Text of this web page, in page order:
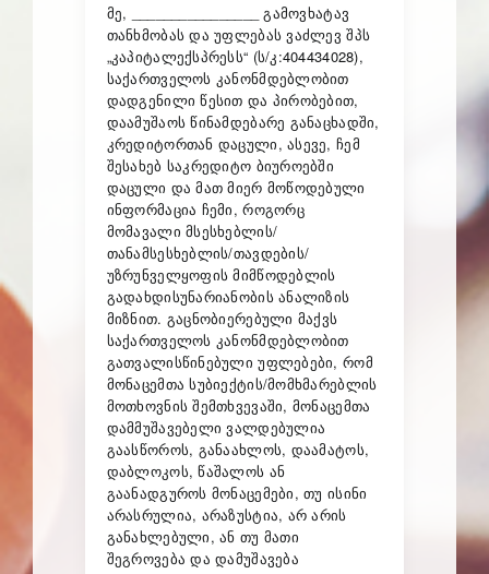
მე,
გამოვხატავ
თანხმობას და უფლებას ვაძლევ შპს
„კაპიტალექსპრესს“ (ს/კ:404434028),
საქართველოს კანონმდებლობით
დადგენილი წესით და პირობებით,
დაამუშაოს წინამდებარე განაცხადში,
კრედიტორთან დაცული, ასევე, ჩემ
შესახებ საკრედიტო ბიუროებში
დაცული და მათ მიერ მოწოდებული
ინფორმაცია ჩემი, როგორც
მომავალი მსესხებლის/
თანამსესხებლის/თავდების/
უზრუნველყოფის მიმწოდებლის
გადახდისუნარიანობის ანალიზის
მიზნით. გაცნობიერებული მაქვს
საქართველოს კანონმდებლობით
გათვალისწინებული უფლებები, რომ
მონაცემთა სუბიექტის/მომხმარებლის
მოთხოვნის შემთხვევაში, მონაცემთა
დამმუშავებელი ვალდებულია
გაასწოროს, განაახლოს, დაამატოს,
დაბლოკოს, წაშალოს ან
გაანადგუროს მონაცემები, თუ ისინი
არასრულია, არაზუსტია, არ არის
განახლებული, ან თუ მათი
შეგროვება და დამუშავება